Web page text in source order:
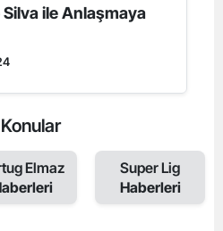
ile Anlaşmaya
Elmaz
Super Lig
Haberleri